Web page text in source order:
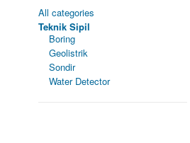
All categories
Teknik Sipil
Boring
Geolistrik
Sondir
Water Detector